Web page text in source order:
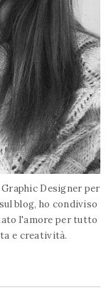
Designer per
blog, ho condiviso
l'amore per tutto
e creatività.